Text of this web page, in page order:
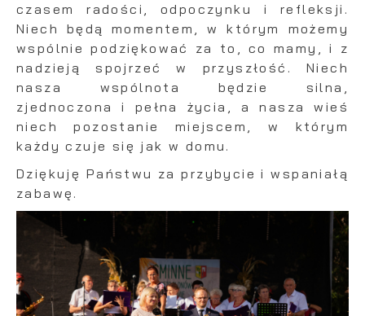
czasem radości, odpoczynku i refleksji.
Niech będą momentem, w którym możemy
wspólnie podziękować za to, co mamy, i z
nadzieją spojrzeć w przyszłość. Niech
nasza wspólnota będzie silna,
zjednoczona i pełna życia, a nasza wieś
niech pozostanie miejscem, w którym
każdy czuje się jak w domu.
Dziękuję Państwu za przybycie i wspaniałą
zabawę.